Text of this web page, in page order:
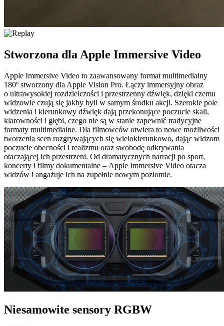
Stworzona dlaApple Immersive Video
Apple Immersive Video to zaawansowany format multimedialny
180º stworzony dla Apple Vision Pro. Łączy immersyjny obraz
o ultrawysokiej rozdzielczości i przestrzenny dźwięk, dzięki czemu
widzowie czują się jakby byli w samym środku akcji. Szerokie pole
widzenia i kierunkowy dźwięk dają przekonujące poczucie skali,
klarowności i głębi, czego nie są w stanie zapewnić tradycyjne
formaty multimedialne. Dla filmowców otwiera to nowe możliwości
tworzenia scen rozgrywających się wielokierunkowo, dając widzom
poczucie obecności i realizmu oraz swobodę odkrywania
otaczającej ich przestrzeni. Od dramatycznych narracji po sport,
koncerty i filmy dokumentalne – Apple Immersive Video otacza
widzów i angażuje ich na zupełnie nowym poziomie.
Niesamowite sensory RGBW